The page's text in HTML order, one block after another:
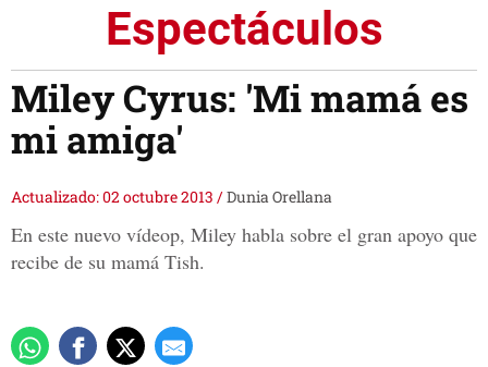
Espectáculos
Miley Cyrus: 'Mi mamá es
mi amiga'
Actualizado: 02 octubre 2013 /Dunia Orellana
En este nuevo vídeop, Miley habla sobre el gran apoyo que
recibe de su mamá Tish.